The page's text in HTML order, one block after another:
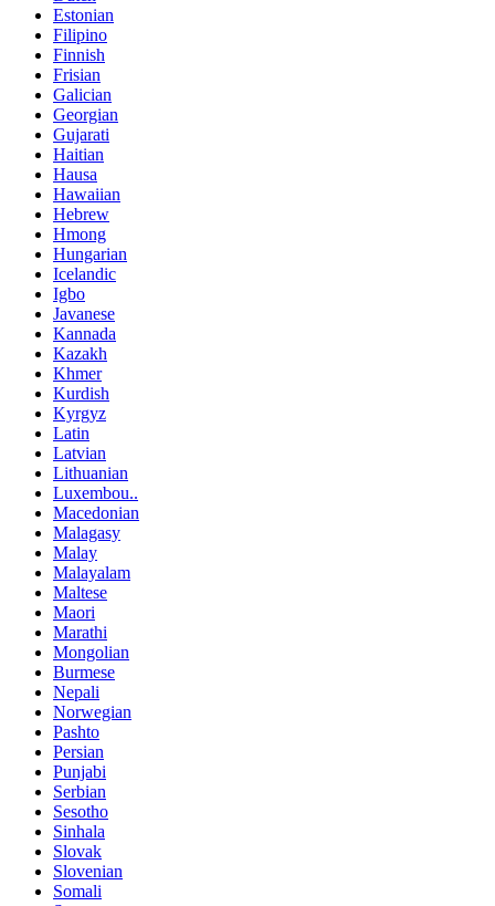
Estonian
Filipino
Finnish
Frisian
Galician
Georgian
Gujarati
Haitian
Hausa
Hawaiian
Hebrew
Hmong
Hungarian
Icelandic
Igbo
Javanese
Kannada
Kazakh
Khmer
Kurdish
Kyrgyz
Latin
Latvian
Lithuanian
Luxembou..
Macedonian
Malagasy
Malay
Malayalam
Maltese
Maori
Marathi
Mongolian
Burmese
Nepali
Norwegian
Pashto
Persian
Punjabi
Serbian
Sesotho
Sinhala
Slovak
Slovenian
Somali